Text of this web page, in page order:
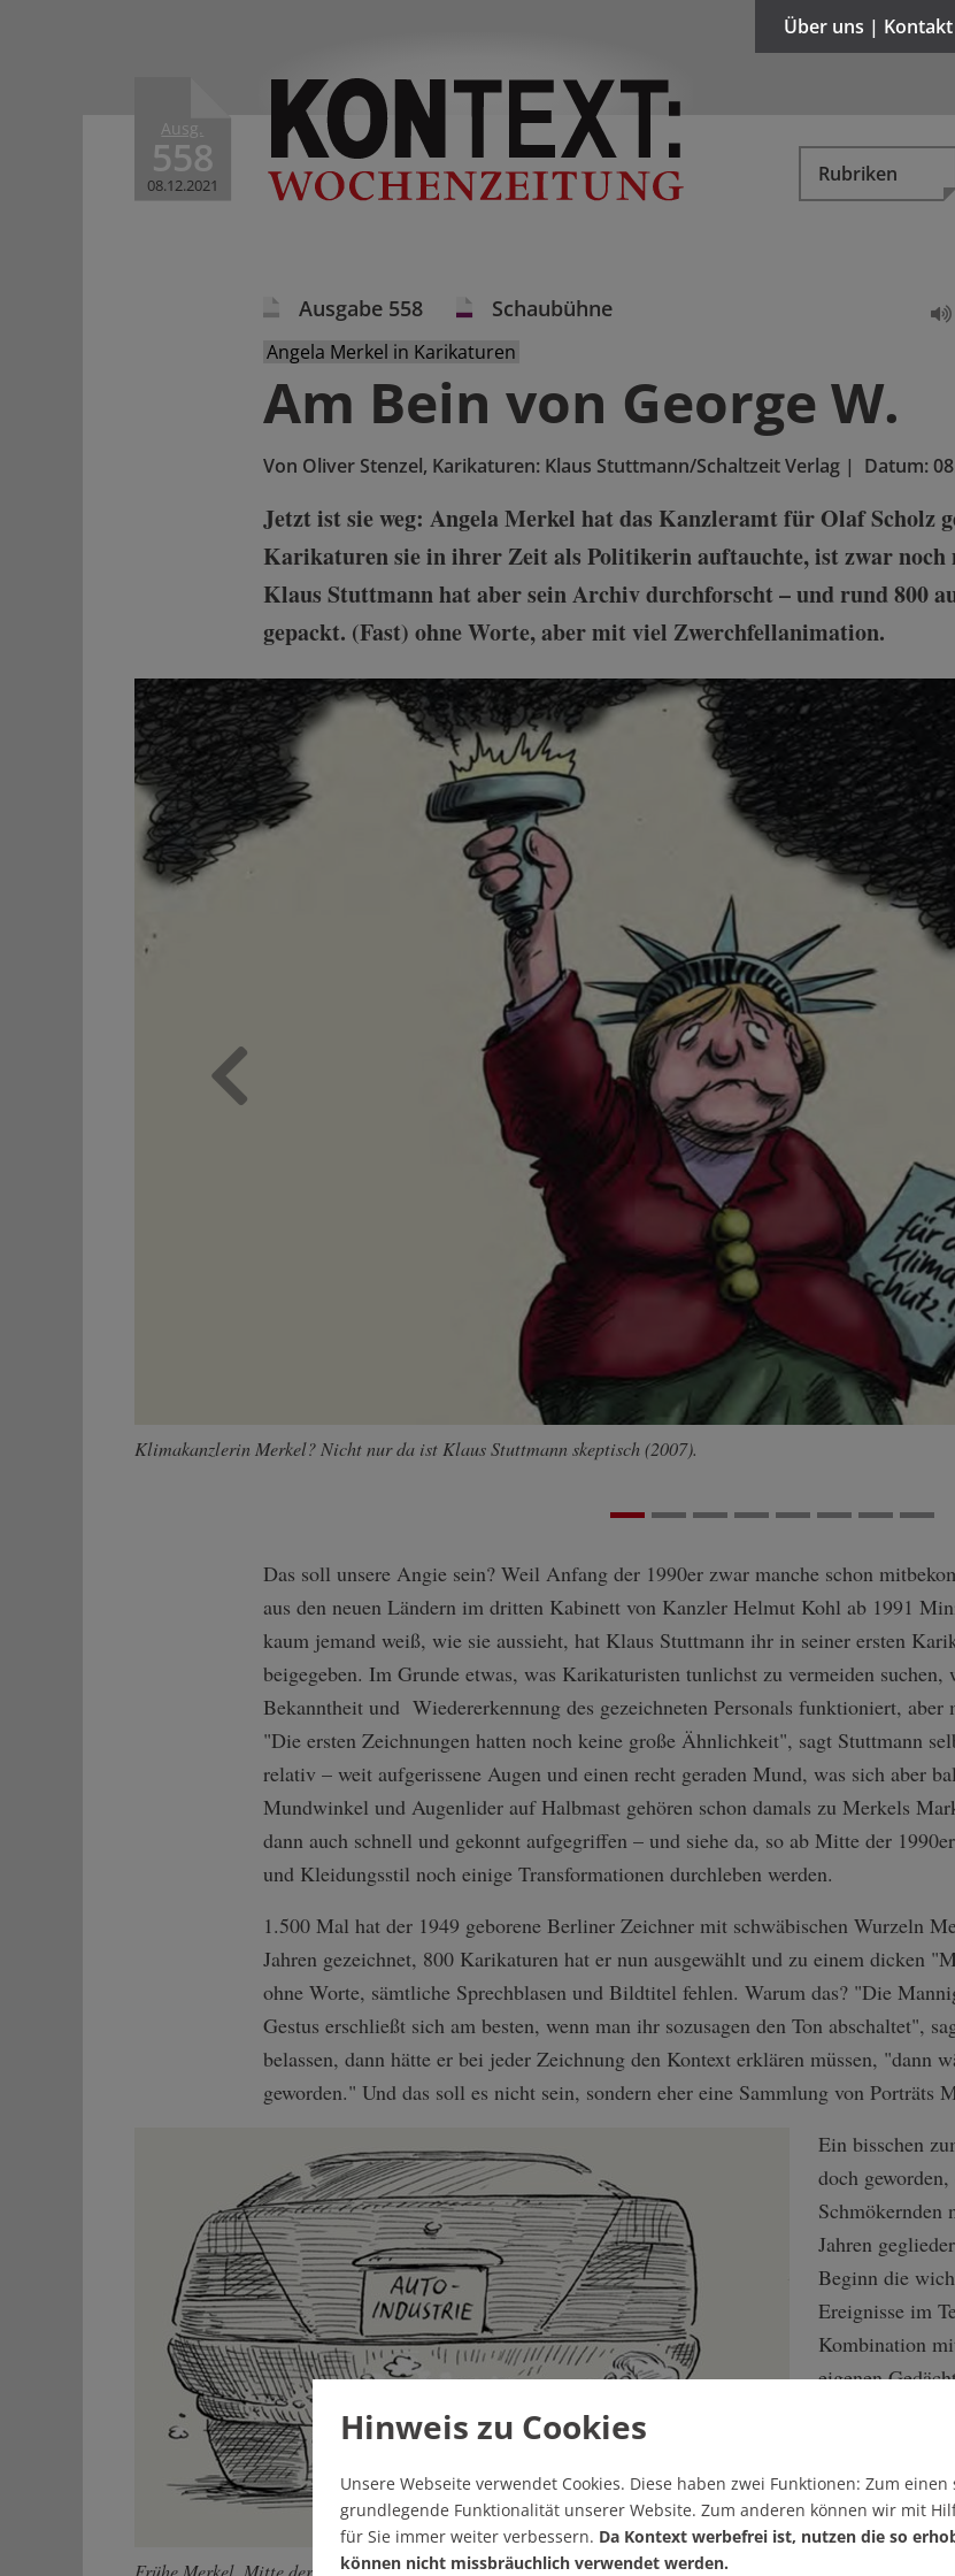
Ausg.
558
08.12.2021
Über uns |
Rubriken
Ausgabe 558 Schaubühne
Angela Merkel in Karikaturen
Am Bein von George W.
Von Oliver Stenzel, Karikaturen: Klaus Stuttmann/Schaltzeit Verlag | Datum:
Jetzt ist sie weg: Angela Merkel hat das Kanzleramt für Olaf Scholz
Karikaturen sie in ihrer Zeit als Politikerin auftauchte, ist zwar
Klaus Stuttmann hat aber sein Archiv durchforscht – und rund 800
gepackt. (Fast) ohne Worte, aber mit viel Zwerchfellanimation.
Klimakanzlerin Merkel? Nicht nur da ist Klaus Stuttmann skeptisch (2007).
Das soll unsere Angie sein? Weil Anfang der 1990er zwar manche schon
aus den neuen Ländern im dritten Kabinett von Kanzler Helmut Kohl ab 1991
kaum jemand weiß, wie sie aussieht, hat Klaus Stuttmann ihr in seiner ersten
beigegeben. Im Grunde etwas, was Karikaturisten tunlichst zu vermeiden
Bekanntheit und Wiedererkennung des gezeichneten Personals funktioniert, aber
"Die ersten Zeichnungen hatten noch keine große Ähnlichkeit", sagt Stuttmann
relativ – weit aufgerissene Augen und einen recht geraden Mund, was sich aber
Mundwinkel und Augenlider auf Halbmast gehören schon damals zu Merkels
dann auch schnell und gekonnt aufgegriffen ­– und siehe da, so ab Mitte der
und Kleidungsstil noch einige Transformationen durchleben werden.
1.500 Mal hat der 1949 geborene Berliner Zeichner mit schwäbischen Wurzeln
Jahren gezeichnet, 800 Karikaturen hat er nun ausgewählt und zu einem dicken
ohne Worte, sämtliche Sprechblasen und Bildtitel fehlen. Warum das? "Die
Gestus erschließt sich am besten, wenn man ihr sozusagen den Ton abschaltet",
belassen, dann hätte er bei jeder Zeichnung den Kontext erklären müssen, "dann
geworden." Und das soll es nicht sein, sondern eher eine Sammlung von Porträts
Ein bisschen
doch
Schmökernden
Jahren
Beginn die
Ereignisse im
Kombination
eigenen
schnell das
partout nicht
in Stuttmanns
getilgten Worte
Person oder
Hinweis zu Cookies
Unsere Webseite verwendet Cookies. Diese haben zwei Funktionen: Zum
grundlegende Funktionalität unserer Website. Zum anderen können wir mit
für Sie immer weiter verbessern. Da Kontext werbefrei ist, nutzen die so
können nicht missbräuchlich verwendet werden.